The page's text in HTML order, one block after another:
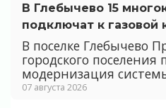
В Глебычево 15
подключат к газовой
В поселке Глебычево
городского поселения
модернизация
07 августа 2026